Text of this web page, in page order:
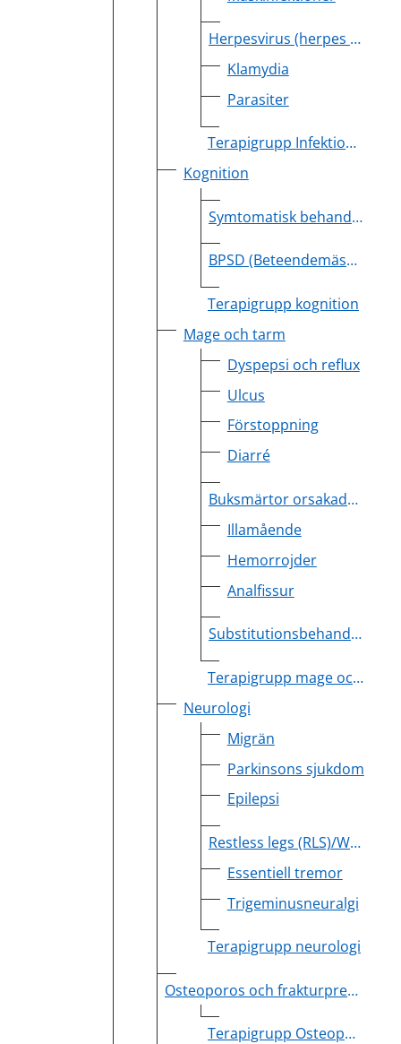
Herpesvirus (herpes simplex, herpes zoster)
Klamydia
Parasiter
Terapigrupp Infektion (Strama Värmland)
Kognition
Symtomatisk behandling av demens
BPSD (Beteendemässiga och psykiska symtom vid demenssjukdom)
Terapigrupp kognition
Mage och tarm
Dyspepsi och reflux
Ulcus
Förstoppning
Diarré
Buksmärtor orsakade av IBS
Illamående
Hemorrojder
Analfissur
Substitutionsbehandling efter överviktskirurgi
Terapigrupp mage och tarm
Neurologi
Migrän
Parkinsons sjukdom
Epilepsi
Restless legs (RLS)/Willis-Ekbom Disease (WED)
Essentiell tremor
Trigeminusneuralgi
Terapigrupp neurologi
Osteoporos och frakturprevention
Terapigrupp Osteoporos